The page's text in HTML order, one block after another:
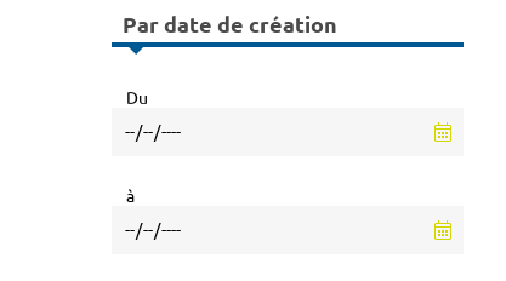
Par date de création
Du
à